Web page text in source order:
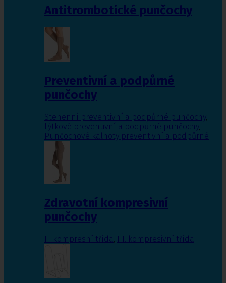
Antitrombotické punčochy
Preventivní a podpůrné
punčochy
Stehenní preventivní a podpůrné punčochy,
Lýtkové preventivní a podpůrné punčochy,
Punčochové kalhoty preventivní a podpůrné
Zdravotní kompresivní
punčochy
II. kompresní třída III. kompresivní třída